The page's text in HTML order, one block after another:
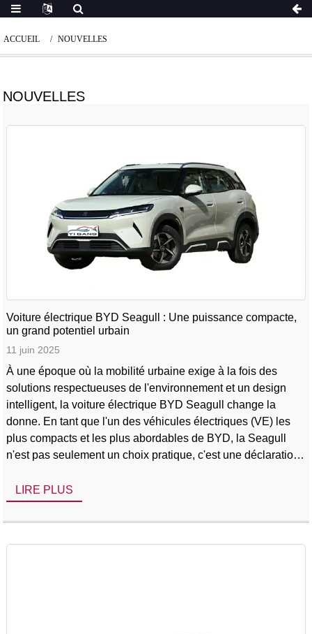
ACCUEIL NOUVELLES
NOUVELLES
Voiture électrique BYD Seagull : Une puissance compacte,
un grand potentiel urbain
11 juin 2025
À une époque où la mobilité urbaine exige à la fois des
solutions respectueuses de l'environnement et un design
intelligent, la voiture électrique BYD Seagull change la
donne. En tant que l'un des véhicules électriques (VE) les
plus compacts et les plus abordables de BYD, la Seagull
n'est pas seulement un choix pratique, c'est une déclaration
Disponible dès maintenant sur [...]
LIRE PLUS